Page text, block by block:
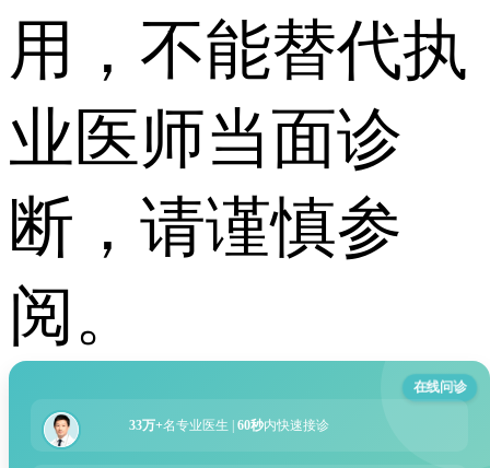
用，不能替代执
业医师当面诊
断，请谨慎参
阅。
在线问诊
33万+名专业医生 | 60秒内快速接诊